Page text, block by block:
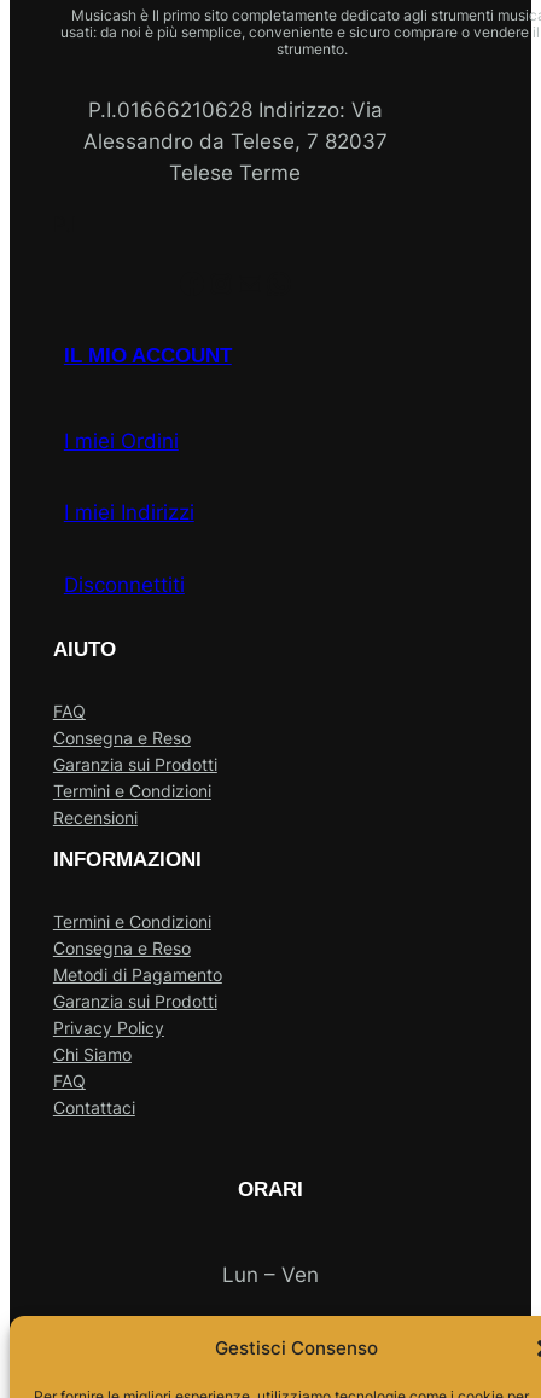
Gestisci Consenso
Musicash è Il primo sito completamente dedicato agli strumenti
usati: da noi è più semplice, conveniente e sicuro comprare o vendere
strumento.
P.I.01666210628 Indirizzo: Via
Alessandro da Telese, 7 82037
Telese Terme
IL MIO ACCOUNT
I miei Ordini
I miei Indirizzi
Disconnettiti
AIUTO
FAQ
Consegna e Reso
Garanzia sui Prodotti
Termini e Condizioni
Recensioni
INFORMAZIONI
Termini e Condizioni
Consegna e Reso
Metodi di Pagamento
Garanzia sui Prodotti
Privacy Policy
Chi Siamo
FAQ
Contattaci
ORARI
Lun – Ven
10.00 – 18.00